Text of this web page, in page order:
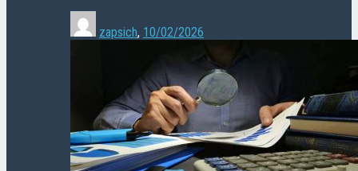
zapsich, 10/02/2026